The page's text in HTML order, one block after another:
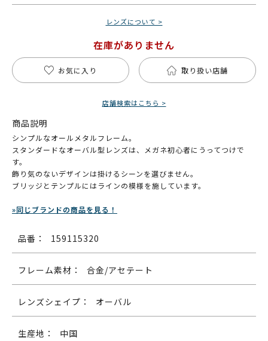
レンズについて >
在庫がありません
お気に入り 取り扱い店舗
店舗検索はこちら >
商品説明
シンプルなオールメタルフレーム。
スタンダードなオーバル型レンズは、メガネ初心者にうってつけで
す。
飾り気のないデザインは掛けるシーンを選びません。
ブリッジとテンプルにはラインの模様を施しています。
»同じブランドの商品を見る！
品番： 159115320
フレーム素材： 合金/アセテート
レンズシェイプ： オーバル
生産地： 中国